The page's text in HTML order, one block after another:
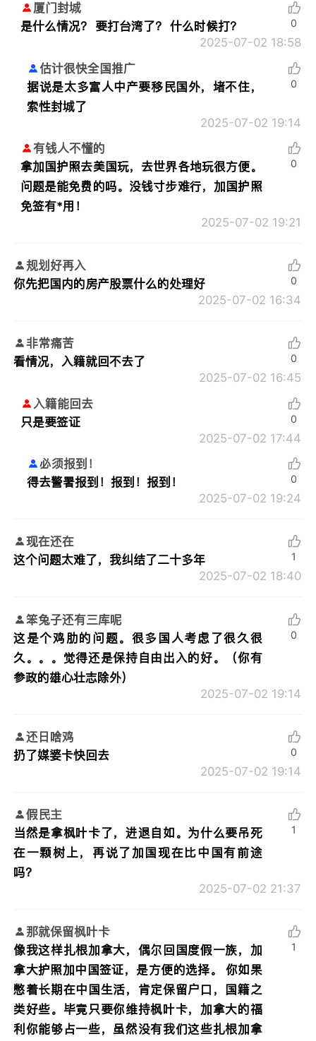
厦门封城
是什么情况？ 要打台湾了？ 什么时候打？
2025-07-02 18:58
0
估计很快全国推广
据说是太多富人中产要移民国外，堵不住，
索性封城了
2025-07-02 19:14
0
有钱人不懂的
拿加国护照去美国玩，去世界各地玩很方便。
问题是能免费的吗。没钱寸步难行，加国护照
免签有*用！
2025-07-02 19:21
0
规划好再入
你先把国内的房产股票什么的处理好
2025-07-02 16:34
0
非常痛苦
看情况，入籍就回不去了
2025-07-02 16:45
0
入籍能回去
只是要签证
2025-07-02 17:44
0
必须报到！
得去警署报到！报到！报到！
2025-07-02 19:24
0
现在还在
这个问题太难了，我纠结了二十多年
2025-07-02 18:40
1
笨兔子还有三库呢
这是个鸡肋的问题。很多国人考虑了很久很
久。。。觉得还是保持自由出入的好。（你有
参政的雄心壮志除外）
2025-07-02 19:14
0
还日啥鸡
扔了媒婆卡快回去
2025-07-02 19:14
0
假民主
当然是拿枫叶卡了，进退自如。为什么要吊死
在一颗树上，再说了加国现在比中国有前途
吗？
2025-07-02 21:37
1
那就保留枫叶卡
像我这样扎根加拿大，偶尔回国度假一族，加
拿大护照加中国签证，是方便的选择。 你如果
憋着长期在中国生活，肯定保留户口，国籍之
类好些。毕竟只要你维持枫叶卡，加拿大的福
利你能够占一些，虽然没有我们这些扎根加拿
1